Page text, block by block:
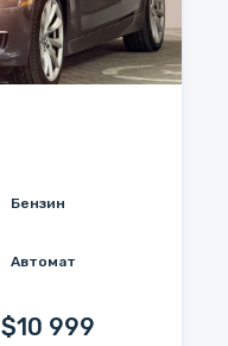
Бензин
Автомат
$10 999